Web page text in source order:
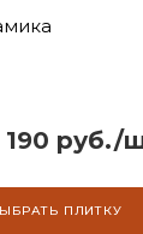
190 руб./
ПЛИТКУ